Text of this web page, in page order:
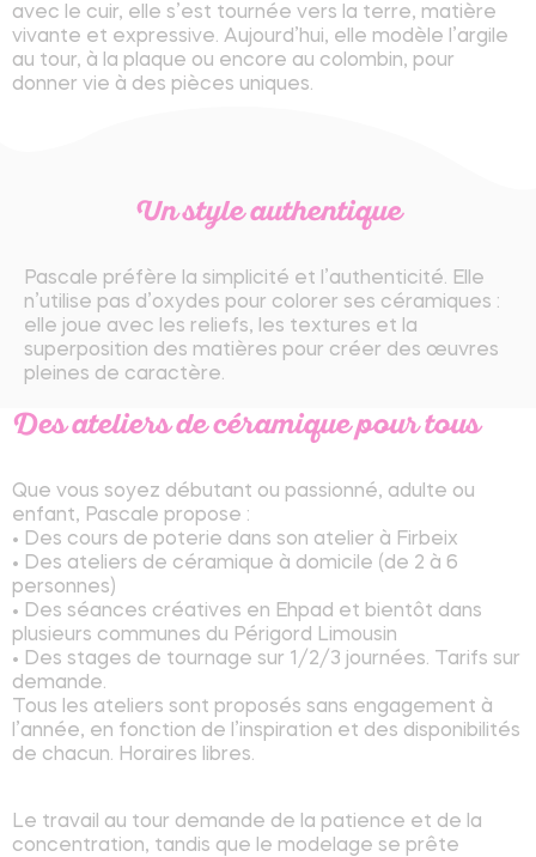
avec le cuir, elle s’est tournée vers la terre, matière
vivante et expressive. Aujourd’hui, elle modèle l’argile
au tour, à la plaque ou encore au colombin, pour
donner vie à des pièces uniques.
Un style authentique
Pascale préfère la simplicité et l’authenticité. Elle
n’utilise pas d’oxydes pour colorer ses céramiques :
elle joue avec les reliefs, les textures et la
superposition des matières pour créer des œuvres
pleines de caractère.
Des ateliers de céramique pour tous
Que vous soyez débutant ou passionné, adulte ou
enfant, Pascale propose :
• Des cours de poterie dans son atelier à Firbeix
• Des ateliers de céramique à domicile (de 2 à 6
personnes)
• Des séances créatives en Ehpad et bientôt dans
plusieurs communes du Périgord Limousin
• Des stages de tournage sur 1/2/3 journées. Tarifs sur
demande.
Tous les ateliers sont proposés sans engagement à
l’année, en fonction de l’inspiration et des disponibilités
de chacun. Horaires libres.
Le travail au tour demande de la patience et de la
concentration, tandis que le modelage se prête